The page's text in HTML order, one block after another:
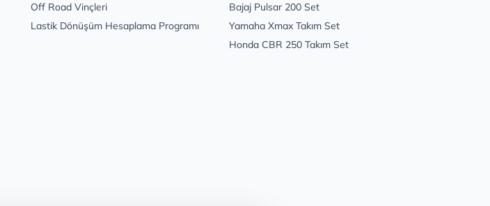
Off Road Vinçleri
Lastik Dönüşüm Hesaplama Programı
Bajaj Pulsar 200 Set
Yamaha Xmax Takım Set
Honda CBR 250 Takım Set